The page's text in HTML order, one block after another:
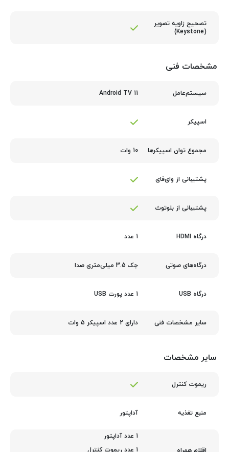
تصحیح زاویه تصویر
(Keystone)
مشخصات فنی
سیستم‌عامل Android TV 11
اسپیکر
مجموع توان اسپیکرها 10 وات
پشتیبانی از وای‌فای
پشتیبانی از بلوتوث
درگاه HDMI 1 عدد
درگاه‌های صوتی جک 3.5 میلی‌متری صدا
درگاه USB 1 عدد پورت USB
سایر مشخصات فنی دارای 2 عدد اسپیکر 5 وات
سایر مشخصات
ریموت کنترل
منبع تغذیه آداپتور
1 عدد آداپتور
1 عدد ریموت کنترل